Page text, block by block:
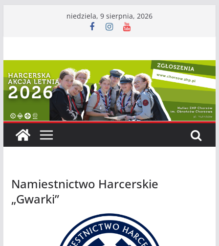
niedziela, 9 sierpnia, 2026
Namiestnictwo Harcerskie
„Gwarki”